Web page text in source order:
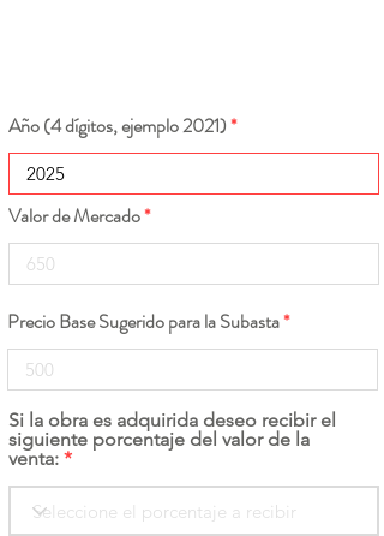
Año (4 dígitos, ejemplo 2021)
Valor de Mercado
Precio Base Sugerido para la Subasta
Si la obra es adquirida deseo recibir el
siguiente porcentaje del valor de la
venta: